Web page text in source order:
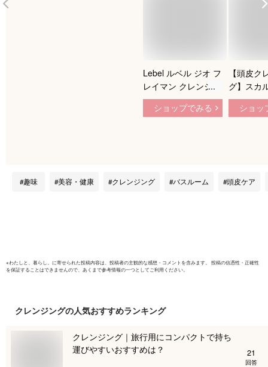
Lebel ルベル ジオ フ
レイマン クレンジン
グ 500ml【スキャル
プシャンプー】頭皮
ショップでみる
【頭皮ク
グ】スカ
ジング
リア601
ショッ
趣味 美容・健康 クレンジング バスルーム 頭皮ケア
※わたしと、暮らし。 に寄せられた投稿内容は、投稿者の主観的な感想・コメントを含みます。 投稿の信憑性・正確性
を保証することはできませんので、あくまで参考情報の一つとしてご利用ください。
クレンジングの人気おすすめランキング
クレンジング｜旅行用にコンパクトで持ち
運びやすいおすすめは？
21
回答